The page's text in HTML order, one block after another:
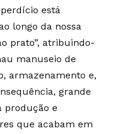
está
longo da nossa
prato”, atribuindo-
manuseio de
armazenamento e,
grande
produção e
que acabam em